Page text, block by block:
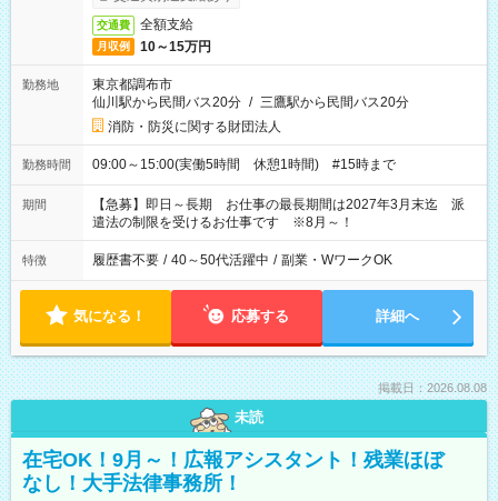
交通費 全額支給
月収例 10～15万円
勤務地
東京都調布市
仙川駅から民間バス20分 / 三鷹駅から民間バス20分
消防・防災に関する財団法人
勤務時間 09:00～15:00(実働5時間 休憩1時間) #15時まで
期間
【急募】即日～長期 お仕事の最長期間は2027年3月末迄 派
遣法の制限を受けるお仕事です ※8月～！
特徴 履歴書不要 / 40～50代活躍中 / 副業・WワークOK
気になる！ 応募する 詳細へ
掲載日：2026.08.08
未読
在宅OK！9月～！広報アシスタント！残業ほぼ
なし！大手法律事務所！